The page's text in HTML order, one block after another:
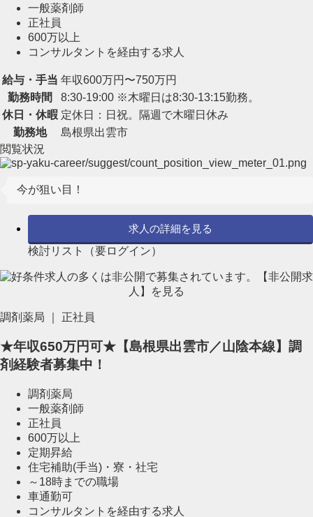
一般薬剤師
正社員
600万以上
コンサルタントを経由する求人
給与・手当 年収600万円〜750万円
勤務時間
8:30-19:00 ※木曜日は8:30-13:15勤務。
休日・休暇 定休日：日祝。隔週で木曜日休み
勤務地
島根県出雲市
閲覧状況
今が狙い目！
求人の詳細を見る
検討リスト（要ログイン）
調剤薬局 ｜ 正社員
★年収650万円可★【島根県出雲市／山陰本線】調
剤経験者募集中！
調剤薬局
一般薬剤師
正社員
600万以上
定期昇給
住宅補助(手当)・寮・社宅
～18時までの職場
車通勤可
コンサルタントを経由する求人